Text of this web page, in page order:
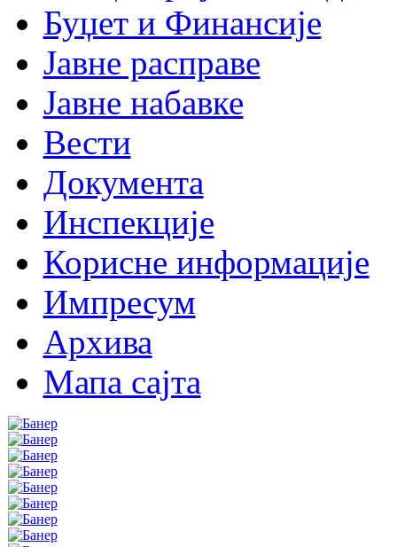
Буџет и Финансије
Јавне расправе
Јавне набавке
Вести
Документа
Инспекције
Корисне информације
Импресум
Архива
Мапа сајта